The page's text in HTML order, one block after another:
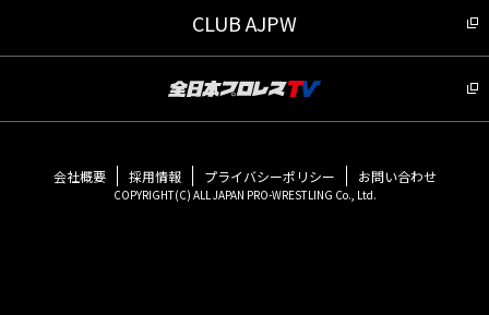
CLUB AJPW
会社概要 採用情報 プライバシーポリシー お問い合わせ
COPYRIGHT(C) ALL JAPAN PRO-WRESTLING Co., Ltd.